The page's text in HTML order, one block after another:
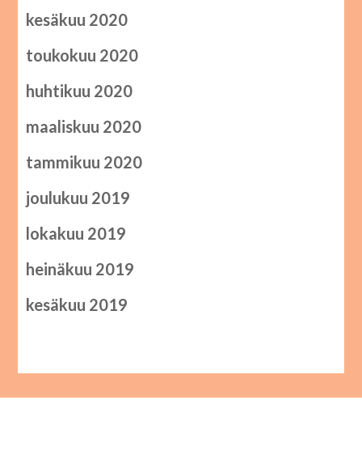
kesäkuu 2020
toukokuu 2020
huhtikuu 2020
maaliskuu 2020
tammikuu 2020
joulukuu 2019
lokakuu 2019
heinäkuu 2019
kesäkuu 2019